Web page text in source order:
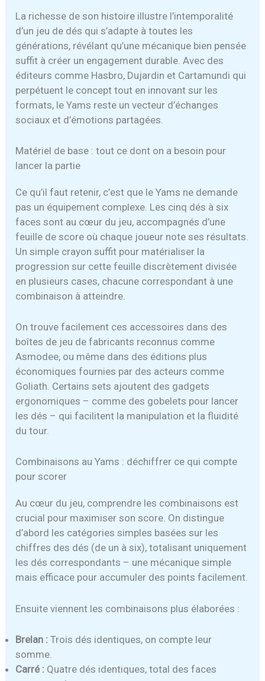
La richesse de son histoire illustre l’intemporalité
d’un jeu de dés qui s’adapte à toutes les
générations, révélant qu’une mécanique bien pensée
suffit à créer un engagement durable. Avec des
éditeurs comme Hasbro, Dujardin et Cartamundi qui
perpétuent le concept tout en innovant sur les
formats, le Yams reste un vecteur d’échanges
sociaux et d’émotions partagées.
Matériel de base : tout ce dont on a besoin pour
lancer la partie
Ce qu’il faut retenir, c’est que le Yams ne demande
pas un équipement complexe. Les cinq dés à six
faces sont au cœur du jeu, accompagnés d’une
feuille de score où chaque joueur note ses résultats.
Un simple crayon suffit pour matérialiser la
progression sur cette feuille discrètement divisée
en plusieurs cases, chacune correspondant à une
combinaison à atteindre.
On trouve facilement ces accessoires dans des
boîtes de jeu de fabricants reconnus comme
Asmodee, ou même dans des éditions plus
économiques fournies par des acteurs comme
Goliath. Certains sets ajoutent des gadgets
ergonomiques – comme des gobelets pour lancer
les dés – qui facilitent la manipulation et la fluidité
du tour.
Combinaisons au Yams : déchiffrer ce qui compte
pour scorer
Au cœur du jeu, comprendre les combinaisons est
crucial pour maximiser son score. On distingue
d’abord les catégories simples basées sur les
chiffres des dés (de un à six), totalisant uniquement
les dés correspondants – une mécanique simple
mais efficace pour accumuler des points facilement.
Ensuite viennent les combinaisons plus élaborées :
Brelan : Trois dés identiques, on compte leur
somme.
Carré : Quatre dés identiques, total des faces